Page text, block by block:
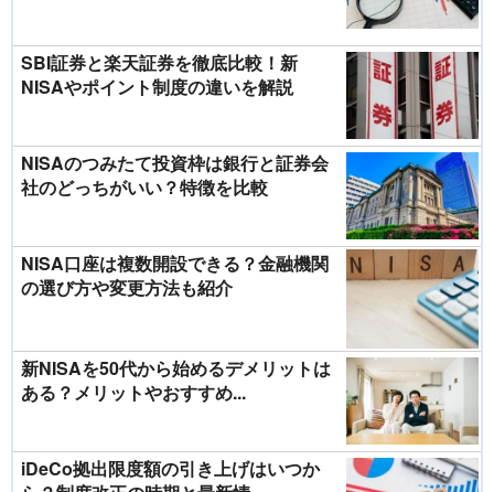
SBI証券と楽天証券を徹底比較！新
NISAやポイント制度の違いを解説
NISAのつみたて投資枠は銀行と証券会
社のどっちがいい？特徴を比較
NISA口座は複数開設できる？金融機関
の選び方や変更方法も紹介
新NISAを50代から始めるデメリットは
ある？メリットやおすすめ...
iDeCo拠出限度額の引き上げはいつか